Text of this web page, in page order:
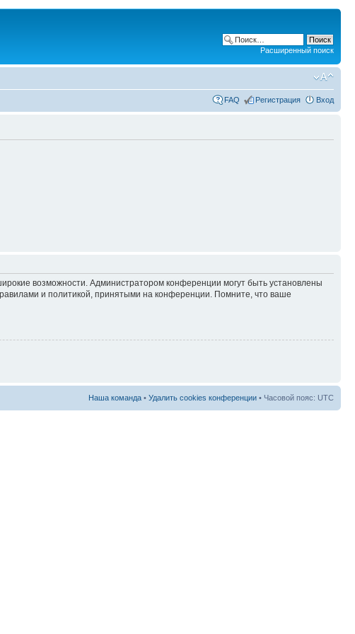
Расширенный поиск
FAQ Регистрация Вход
возможности. Администратором конференции могут быть установлены
и политикой, принятыми на конференции. Помните, что ваше
Наша команда • Удалить cookies конференции • Часовой пояс: UTC